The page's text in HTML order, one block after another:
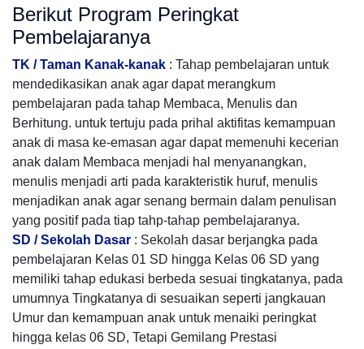
Berikut Program Peringkat
Pembelajaranya
TK / Taman Kanak-kanak : Tahap pembelajaran untuk
mendedikasikan anak agar dapat merangkum
pembelajaran pada tahap Membaca, Menulis dan
Berhitung. untuk tertuju pada prihal aktifitas kemampuan
anak di masa ke-emasan agar dapat memenuhi kecerian
anak dalam Membaca menjadi hal menyanangkan,
menulis menjadi arti pada karakteristik huruf, menulis
menjadikan anak agar senang bermain dalam penulisan
yang positif pada tiap tahp-tahap pembelajaranya.
SD / Sekolah Dasar : Sekolah dasar berjangka pada
pembelajaran Kelas 01 SD hingga Kelas 06 SD yang
memiliki tahap edukasi berbeda sesuai tingkatanya, pada
umumnya Tingkatanya di sesuaikan seperti jangkauan
Umur dan kemampuan anak untuk menaiki peringkat
hingga kelas 06 SD, Tetapi Gemilang Prestasi